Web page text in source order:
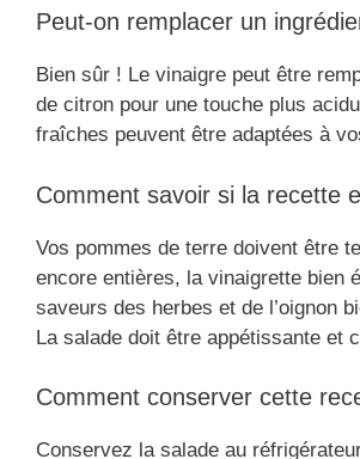
Peut-on remplacer un
Bien sûr ! Le vinaigre peut être
de citron pour une touche plus
fraîches peuvent être adaptées à
Comment savoir si la recette
Vos pommes de terre doivent être
encore entières, la vinaigrette bien
saveurs des herbes et de l’oignon
La salade doit être appétissante et
Comment conserver cette
Conservez la salade au